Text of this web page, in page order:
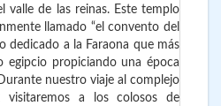
valle de las reinas. Este templo
llamado “el convento del
dedicado a la Faraona que más
propiciando una época
nuestro viaje al complejo
visitaremos a los colosos de